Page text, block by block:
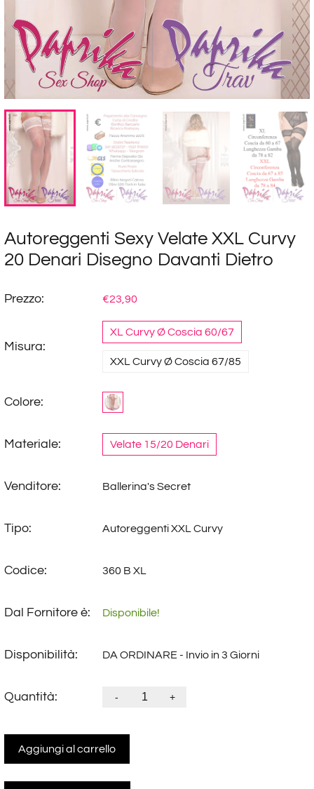
Autoreggenti Sexy Velate XXL Curvy
20 Denari Disegno Davanti Dietro
Prezzo: €23,90
Misura:
XL Curvy Ø Coscia 60/67
XXL Curvy Ø Coscia 67/85
Colore:
Materiale: Velate 15/20 Denari
Venditore: Ballerina's Secret
Tipo: Autoreggenti XXL Curvy
Codice: 360 B XL
Dal Fornitore è: Disponibile!
Disponibilità: DA ORDINARE - Invio in 3 Giorni
Quantità: - +
Aggiungi al carrello